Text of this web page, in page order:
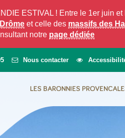
ESTIVAL ! Entre le 1er juin
et celle des massifs des
notre page dédiée
Nous contacter
LES BARONNIES